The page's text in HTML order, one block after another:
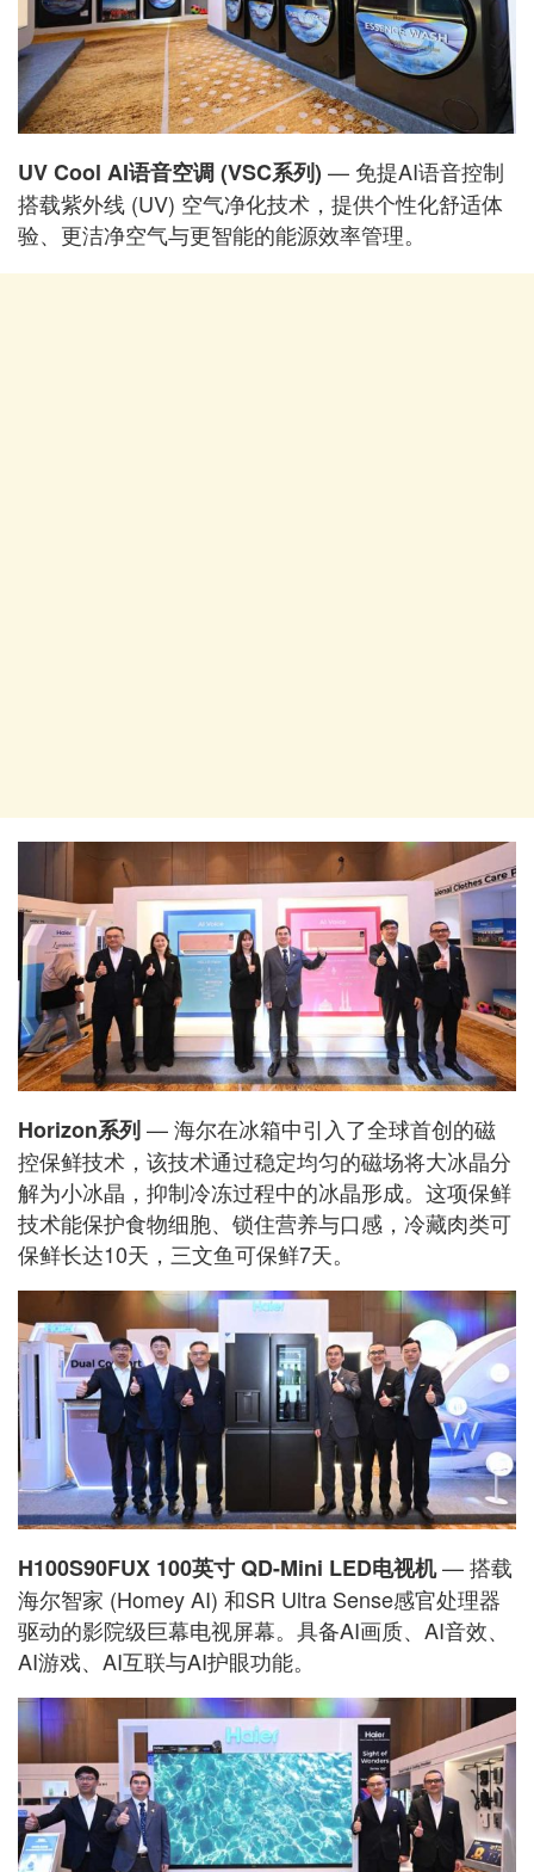
UV Cool AI语音空调 (VSC系列) — 免提AI语音控制
搭载紫外线 (UV) 空气净化技术，提供个性化舒适体
验、更洁净空气与更智能的能源效率管理。
Horizon系列— 海尔在冰箱中引入了全球首创的磁
控保鲜技术，该技术通过稳定均匀的磁场将大冰晶分
解为小冰晶，抑制冷冻过程中的冰晶形成。这项保鲜
技术能保护食物细胞、锁住营养与口感，冷藏肉类可
保鲜长达10天，三文鱼可保鲜7天。
H100S90FUX 100英寸 QD-Mini LED电视机— 搭载
海尔智家 (Homey AI) 和SR Ultra Sense感官处理器
驱动的影院级巨幕电视屏幕。具备AI画质、AI音效、
AI游戏、AI互联与AI护眼功能。